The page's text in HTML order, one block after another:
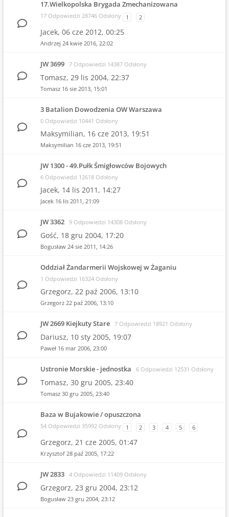
17.Wielkopolska Brygada Zmechanizowana
17 Odpowiedzi 28746 Odsłony 1 2
Jacek, 06 cze 2012, 00:25
Andrzej 24 kwie 2016, 22:02
JW 3699 7 Odpowiedzi 14387 Odsłony
Tomasz, 29 lis 2004, 22:37
Tomasz 16 sie 2013, 15:01
3 Batalion Dowodzenia OW Warszawa
0 Odpowiedzi 10441 Odsłony
Maksymilian, 16 cze 2013, 19:51
Maksymilian 16 cze 2013, 19:51
JW 1300 - 49.Pułk Śmigłowców Bojowych
6 Odpowiedzi 12618 Odsłony
Jacek, 14 lis 2011, 14:27
Jacek 16 lis 2011, 21:09
JW 3362 9 Odpowiedzi 14308 Odsłony
Gość, 18 gru 2004, 17:20
Bogusław 24 sie 2011, 14:26
Oddział Żandarmerii Wojskowej w Żaganiu
1 Odpowiedzi 16324 Odsłony
Grzegorz, 22 paź 2006, 13:10
Grzegorz 22 paź 2006, 13:10
JW 2669 Kiejkuty Stare 7 Odpowiedzi 18921 Odsłony
Dariusz, 10 sty 2005, 19:07
Paweł 16 mar 2006, 23:00
Ustronie Morskie - jednostka 6 Odpowiedzi 12531 Odsłony
Tomasz, 30 gru 2005, 23:40
Tomasz 30 gru 2005, 23:40
Baza w Bujakowie / opuszczona
54 Odpowiedzi 35992 Odsłony 1 2 3 4 5 6
Grzegorz, 21 cze 2005, 01:47
Krzysztof 28 paź 2005, 17:22
JW 2833 4 Odpowiedzi 11409 Odsłony
Grzegorz, 23 gru 2004, 23:12
Bogusław 23 gru 2004, 23:12